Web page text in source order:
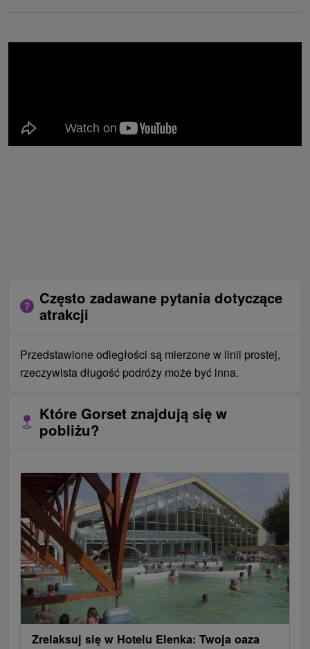
Często zadawane pytania dotyczące
atrakcji
Przedstawione odległości są mierzone w linii prostej,
rzeczywista długość podróży może być inna.
Które Gorset znajdują się w
pobliżu?
Zrelaksuj się w Hotelu Elenka: Twoja oaza